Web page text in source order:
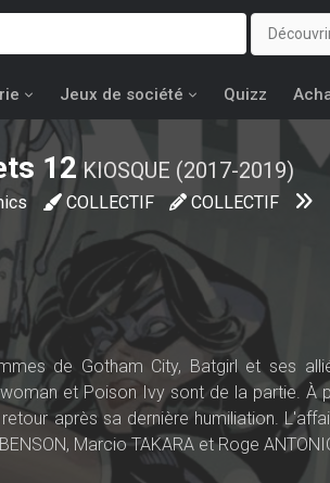
Jeux de société Quizz
12 KIOSQUE (2017-2019)
COLLECTIF COLLECTIF
de Gotham City, Batgirl et ses
et Poison Ivy sont de la partie. À
après sa dernière humiliation.
Marcio TAKARA et Roge